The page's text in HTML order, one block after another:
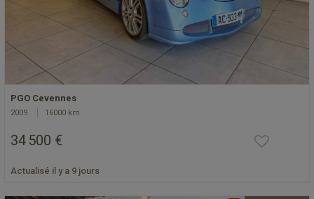
PGO Cevennes
2009 16000 km
34 500 €
Actualisé il y a 9 jours